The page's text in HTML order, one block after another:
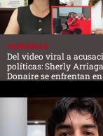
HONDURAS
Del video viral a
políticas: Sherly
Donaire se enfrentan